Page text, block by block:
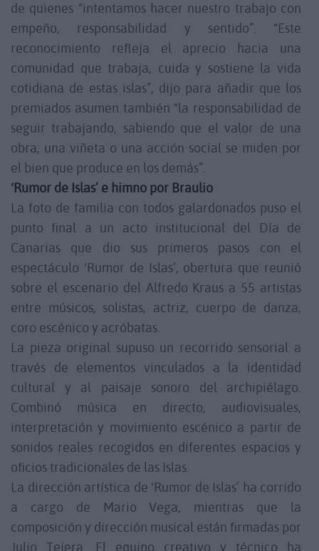
de quienes “intentamos hacer nuestro trabajo con
empeño, responsabilidad y sentido”. “Este
reconocimiento refleja el aprecio hacia una
comunidad que trabaja, cuida y sostiene la vida
cotidiana de estas islas”, dijo para añadir que los
premiados asumen también “la responsabilidad de
seguir trabajando, sabiendo que el valor de una
obra, una viñeta o una acción social se miden por
el bien que produce en los demás”.
‘Rumor de Islas’ e himno por Braulio
La foto de familia con todos galardonados puso el
punto final a un acto institucional del Día de
Canarias que dio sus primeros pasos con el
espectáculo ‘Rumor de Islas’, obertura que reunió
sobre el escenario del Alfredo Kraus a 55 artistas
entre músicos, solistas, actriz, cuerpo de danza,
coro escénico y acróbatas.
La pieza original supuso un recorrido sensorial a
través de elementos vinculados a la identidad
cultural y al paisaje sonoro del archipiélago.
Combinó música en directo, audiovisuales,
interpretación y movimiento escénico a partir de
sonidos reales recogidos en diferentes espacios y
oficios tradicionales de las Islas.
La dirección artística de ‘Rumor de Islas’ ha corrido
a cargo de Mario Vega, mientras que la
composición y dirección musical están firmadas por
Julio Tejera. El equipo creativo y técnico ha